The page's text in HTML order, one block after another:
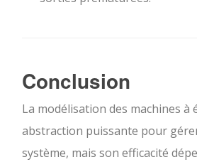
Conclusion
La modélisation des machines
abstraction puissante pour
système, mais son efficacité